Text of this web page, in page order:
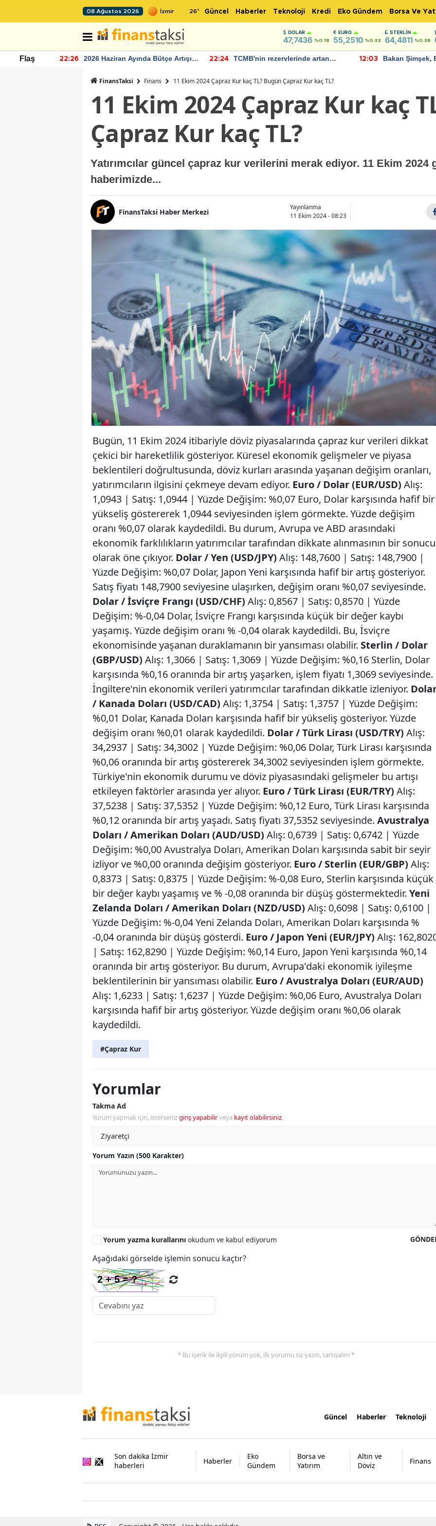
08 Ağustos 2026 26° Güncel Haberler Teknoloji Kredi Eko Gündem Borsa Ve
DOLAR
47,7436 %0.18
EURO
55,2510 %0.32
STERLIN
64,4811 %0.38
Flaş 22:26
2026 Haziran Ayında Bütçe Artışı
22:24
TCMB'nin rezervlerinde artan
12:03
Bakan Şimşek,
FinansTaksi Finans 11 Ekim 2024 Çapraz Kur kaç TL? Bugün Çapraz Kur kaç TL?
11 Ekim 2024 Çapraz Kur kaç
Çapraz Kur kaç TL?
Yatırımcılar güncel çapraz kur verilerini merak ediyor. 11 Ekim
haberimizde...
FinansTaksi Haber Merkezi
Yayınlanma
11 Ekim 2024 - 08:23
Bugün, 11 Ekim 2024 itibariyle döviz piyasalarında çapraz kur verileri dikkat
çekici bir hareketlilik gösteriyor. Küresel ekonomik gelişmeler ve piyasa
beklentileri doğrultusunda, döviz kurları arasında yaşanan değişim oranları,
yatırımcıların ilgisini çekmeye devam ediyor. Euro / Dolar (EUR/USD) Alış:
1,0943 | Satış: 1,0944 | Yüzde Değişim: %0,07 Euro, Dolar karşısında hafif bir
yükseliş göstererek 1,0944 seviyesinden işlem görmekte. Yüzde değişim
oranı %0,07 olarak kaydedildi. Bu durum, Avrupa ve ABD arasındaki
ekonomik farklılıkların yatırımcılar tarafından dikkate alınmasının bir sonucu
olarak öne çıkıyor. Dolar / Yen (USD/JPY) Alış: 148,7600 | Satış: 148,7900 |
Yüzde Değişim: %0,07 Dolar, Japon Yeni karşısında hafif bir artış gösteriyor.
Satış fiyatı 148,7900 seviyesine ulaşırken, değişim oranı %0,07 seviyesinde.
Dolar / İsviçre Frangı (USD/CHF) Alış: 0,8567 | Satış: 0,8570 | Yüzde
Değişim: %-0,04 Dolar, İsviçre Frangı karşısında küçük bir değer kaybı
yaşamış. Yüzde değişim oranı % -0,04 olarak kaydedildi. Bu, İsviçre
ekonomisinde yaşanan duraklamanın bir yansıması olabilir. Sterlin / Dolar
(GBP/USD) Alış: 1,3066 | Satış: 1,3069 | Yüzde Değişim: %0,16 Sterlin, Dolar
karşısında %0,16 oranında bir artış yaşarken, işlem fiyatı 1,3069 seviyesinde.
İngiltere'nin ekonomik verileri yatırımcılar tarafından dikkatle izleniyor.
/ Kanada Doları (USD/CAD) Alış: 1,3754 | Satış: 1,3757 | Yüzde Değişim:
%0,01 Dolar, Kanada Doları karşısında hafif bir yükseliş gösteriyor. Yüzde
değişim oranı %0,01 olarak kaydedildi. Dolar / Türk Lirası (USD/TRY) Alış:
34,2937 | Satış: 34,3002 | Yüzde Değişim: %0,06 Dolar, Türk Lirası karşısında
%0,06 oranında bir artış göstererek 34,3002 seviyesinden işlem görmekte.
Türkiye'nin ekonomik durumu ve döviz piyasasındaki gelişmeler bu artışı
etkileyen faktörler arasında yer alıyor. Euro / Türk Lirası (EUR/TRY) Alış:
37,5238 | Satış: 37,5352 | Yüzde Değişim: %0,12 Euro, Türk Lirası karşısında
%0,12 oranında bir artış yaşadı. Satış fiyatı 37,5352 seviyesinde. Avustralya
Doları / Amerikan Doları (AUD/USD) Alış: 0,6739 | Satış: 0,6742 | Yüzde
Değişim: %0,00 Avustralya Doları, Amerikan Doları karşısında sabit bir seyir
izliyor ve %0,00 oranında değişim gösteriyor. Euro / Sterlin (EUR/GBP) Alış:
0,8373 | Satış: 0,8375 | Yüzde Değişim: %-0,08 Euro, Sterlin karşısında küçük
bir değer kaybı yaşamış ve % -0,08 oranında bir düşüş göstermektedir. Yeni
Zelanda Doları / Amerikan Doları (NZD/USD) Alış: 0,6098 | Satış: 0,6100 |
Yüzde Değişim: %-0,04 Yeni Zelanda Doları, Amerikan Doları karşısında %
-0,04 oranında bir düşüş gösterdi. Euro / Japon Yeni (EUR/JPY) Alış:
| Satış: 162,8290 | Yüzde Değişim: %0,14 Euro, Japon Yeni karşısında %0,14
oranında bir artış gösteriyor. Bu durum, Avrupa'daki ekonomik iyileşme
beklentilerinin bir yansıması olabilir. Euro / Avustralya Doları (EUR/AUD)
Alış: 1,6233 | Satış: 1,6237 | Yüzde Değişim: %0,06 Euro, Avustralya Doları
karşısında hafif bir artış gösteriyor. Yüzde değişim oranı %0,06 olarak
kaydedildi.
#Çapraz Kur
Yorumlar
Takma Ad
Yorum yapmak için, istersenizgiriş yapabilirveya kayıt olabilirsiniz.
Yorum Yazın (500 Karakter)
Yorum yazma kurallarını okudum ve kabul ediyorum
Aşağıdaki görselde işlemin sonucu kaçtır?
* Bu içerik ile ilgili yorum yok, ilk yorumu siz yazın, tartışalım *
Güncel Haberler Teknoloji
Son dakika İzmir
haberleri
Haberler
Eko
Gündem
Borsa ve
Yatırım
Altın ve
Döviz
Finans